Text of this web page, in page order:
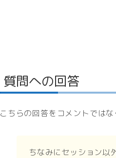
質問への回答
こちらの回答をコメントでは
ちなみにセッション以